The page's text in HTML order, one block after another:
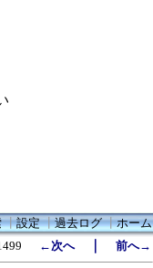
┃設定┃過去ログ┃ホーム
←次へ｜ 前へ→